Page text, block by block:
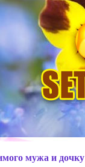
мужа и